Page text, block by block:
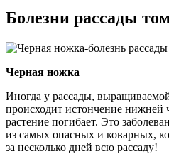
Болезни рассады
Черная ножка
Иногда у рассады,
происходит истончение нижней
растение погибает. Это
из самых опасных и коварных,
за несколько дней всю рассаду!